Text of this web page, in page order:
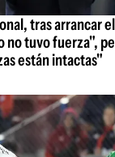
tras arrancar
tuvo fuerza",
están intactas"